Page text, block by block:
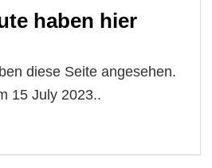
haben hier
diese Seite angesehen.
15 July 2023..